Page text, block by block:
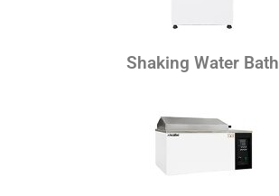
Shaking Water Bath